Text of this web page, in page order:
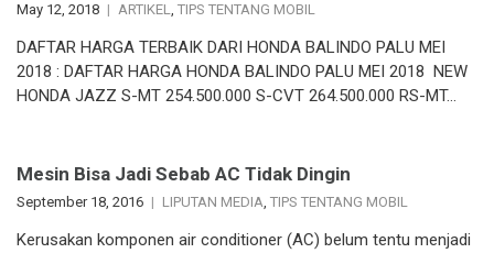
May 12, 2018 ARTIKEL, TIPS TENTANG MOBIL
DAFTAR HARGA TERBAIK DARI HONDA BALINDO PALU MEI
2018 : DAFTAR HARGA HONDA BALINDO PALU MEI 2018 NEW
HONDA JAZZ S-MT 254.500.000 S-CVT 264.500.000 RS-MT…
Mesin Bisa Jadi Sebab AC Tidak Dingin
September 18, 2016 LIPUTAN MEDIA, TIPS TENTANG MOBIL
Kerusakan komponen air conditioner (AC) belum tentu menjadi